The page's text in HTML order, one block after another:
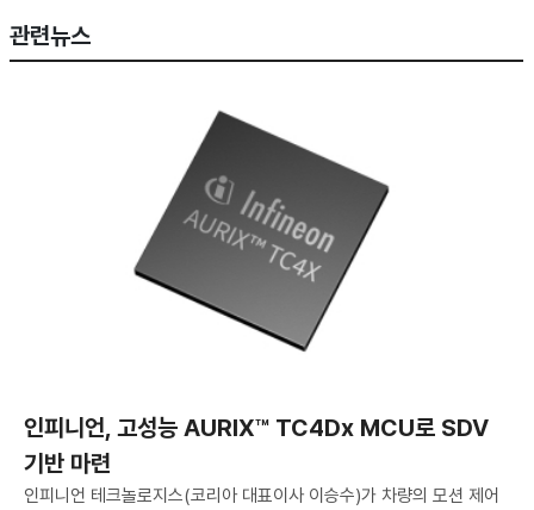
관련뉴스
인피니언, 고성능 AURIX™ TC4Dx MCU로 SDV
기반 마련
인피니언 테크놀로지스(코리아 대표이사 이승수)가 차량의 모션 제어